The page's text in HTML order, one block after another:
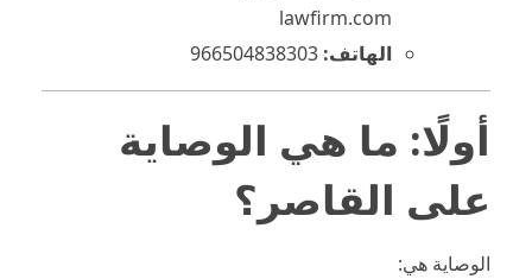
lawfirm.com
الهاتف: 966504838303
أولًا: ما هي الوصاية
على القاصر؟
الوصاية هي: